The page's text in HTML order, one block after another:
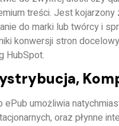
treści. Jest kojarzony
do marki lub twórcy i
konwersji stron
HubSpot.
ePub umożliwia
oraz płynne